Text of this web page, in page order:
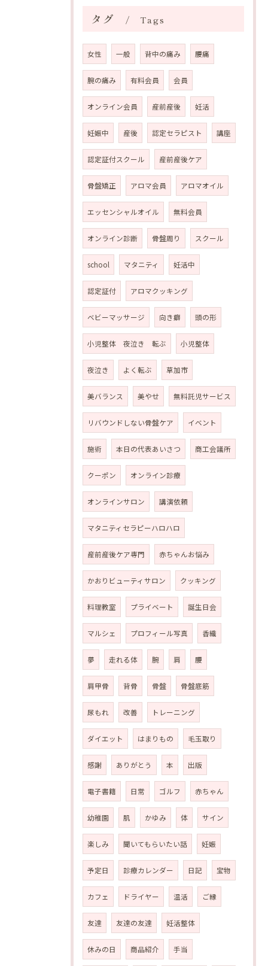
タグ Tags
女性 一般 背中の痛み 腰痛
腕の痛み 有料会員 会員
オンライン会員 産前産後 妊活
妊娠中 産後 認定セラピスト 講座
認定証付スクール 産前産後ケア
骨盤矯正 アロマ会員 アロマオイル
エッセンシャルオイル 無料会員
オンライン診断 骨盤周り スクール
school マタニティ 妊活中
認定証付 アロマクッキング
ベビーマッサージ 向き癖 頭の形
小児整体 夜泣き 転ぶ 小児整体
夜泣き よく転ぶ 草加市
美バランス 美やせ 無料託児サービス
リバウンドしない骨盤ケア イベント
施術 本日の代表あいさつ 商工会議所
クーポン オンライン診療
オンラインサロン 講演依頼
マタニティセラピーハロハロ
産前産後ケア専門 赤ちゃんお悩み
かおりビューティサロン クッキング
料理教室 プライベート 誕生日会
マルシェ プロフィール写真 香織
夢 走れる体 腕 肩 腰
肩甲骨 背骨 骨盤 骨盤底筋
尿もれ 改善 トレーニング
ダイエット はまりもの 毛玉取り
感謝 ありがとう 本 出版
電子書籍 日常 ゴルフ 赤ちゃん
幼稚園 肌 かゆみ 体 サイン
楽しみ 聞いてもらいたい話 妊娠
予定日 診療カレンダー 日記 宝物
カフェ ドライヤー 温活 ご縁
友達 友達の友達 妊活整体
休みの日 商品紹介 手当